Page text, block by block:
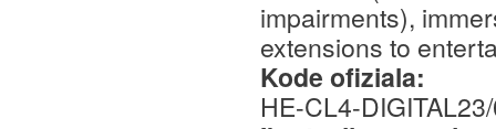
impairments),
extensions to
Kode ofiziala:
HE-CL4-